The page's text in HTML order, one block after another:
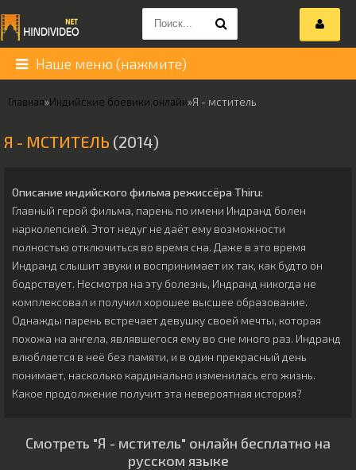
Наше меню (нажмите)
Главная»Индийские боевики онлайн»Я - мститель
Я - МСТИТЕЛЬ (2014)
Описание индийского фильма режиссёра Thiru:
Главный герой фильма, парень по имени Индранд болен
нарколепсией. Этот недуг не даёт ему возможности
полностью отключиться во время сна. Даже в это время
Индранд слышит звуки и воспринимает их так, как будто он
бодрствует. Несмотря на эту болезнь, Индранд никогда не
комплексовал и получил хорошее высшее образование.
Однажды парень встречает девушку своей мечты, которая
похожа на ангела, являвшегося ему во сне много раз. Индранд
влюбляется в неё без памяти, и в один прекрасный день
понимает, насколько кардинально изменилась его жизнь.
Какое продолжение получит эта невероятная история?
Смотреть "Я - мститель" онлайн бесплатно на
русском языке